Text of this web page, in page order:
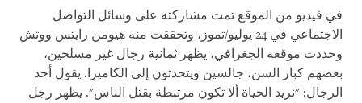
في فيديو من الموقع تمت مشاركته على وسائل التواصل
الاجتماعي في 24 يوليو/تموز، وتحققت منه هيومن رايتس ووتش
وحددت موقعه الجغرافي، يظهر ثمانية رجال غير مسلحين،
بعضهم كبار السن، جالسين ويتحدثون إلى الكاميرا. يقول أحد
الرجال: "نريد الحياة ألا تكون مرتبطة بقتل الناس". يظهر رجل